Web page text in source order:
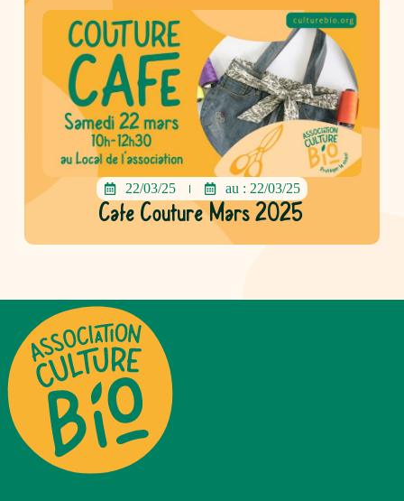
22/03/25 au : 22/03/25
Cafe Couture Mars 2025